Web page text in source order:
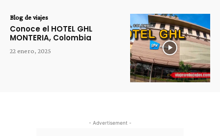
Blog de viajes
Conoce el HOTEL GHL
MONTERIA, Colombia
22 enero, 2025
- Advertisement -